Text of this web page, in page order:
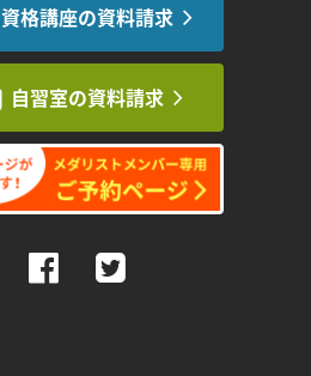
資格講座の資料請求
自習室の資料請求